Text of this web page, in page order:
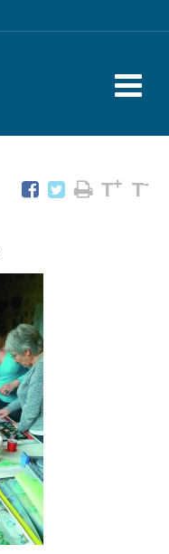
T+ T-